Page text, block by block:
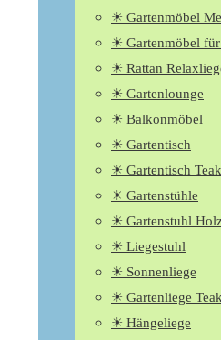
☀ Gartenmöbel
☀ Gartenmöbel
☀ Rattan
☀ Gartenlounge
☀ Balkonmöbel
☀ Gartentisch
☀ Gartentisch Teak
☀ Gartenstühle
☀ Gartenstuhl
☀ Liegestuhl
☀ Sonnenliege
☀ Gartenliege Teak
☀ Hängeliege